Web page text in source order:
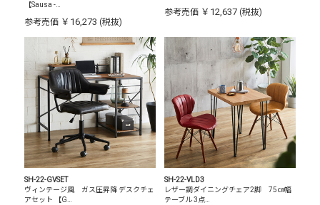
【Sausa -…
参考売価 ￥16,273 (税抜)
参考売価 ￥12,637 (税抜)
SH-22-GVSET
ヴィンテージ風 ガス圧昇降 デスクチェ
アセット 【G…
SH-22-VLD3
レザー調ダイニングチェア2脚 75㎝幅
テーブル 3点…